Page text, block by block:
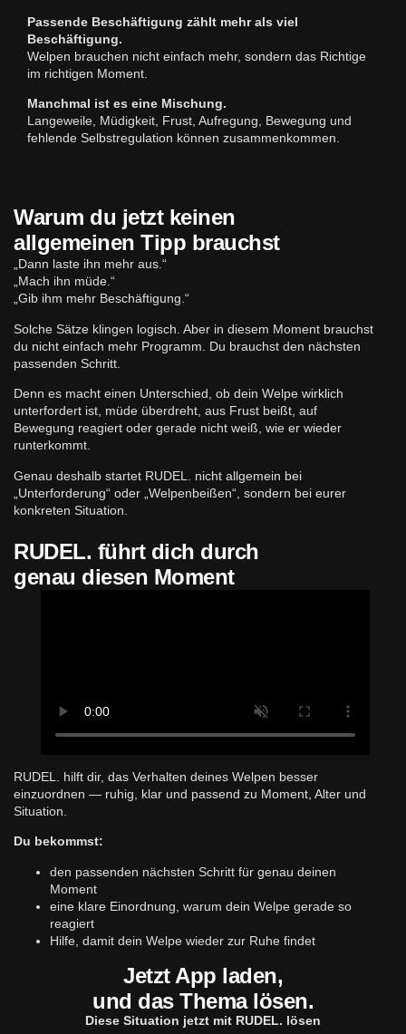
Passende Beschäftigung zählt mehr als viel
Beschäftigung.
Welpen brauchen nicht einfach mehr, sondern das Richtige
im richtigen Moment.
Manchmal ist es eine Mischung.
Langeweile, Müdigkeit, Frust, Aufregung, Bewegung und
fehlende Selbstregulation können zusammenkommen.
Warum du jetzt keinen
allgemeinen Tipp brauchst
„Dann laste ihn mehr aus.“
„Mach ihn müde.“
„Gib ihm mehr Beschäftigung.“
Solche Sätze klingen logisch. Aber in diesem Moment brauchst
du nicht einfach mehr Programm. Du brauchst den nächsten
passenden Schritt.
Denn es macht einen Unterschied, ob dein Welpe wirklich
unterfordert ist, müde überdreht, aus Frust beißt, auf
Bewegung reagiert oder gerade nicht weiß, wie er wieder
runterkommt.
Genau deshalb startet RUDEL. nicht allgemein bei
„Unterforderung“ oder „Welpenbeißen“, sondern bei eurer
konkreten Situation.
RUDEL. führt dich durch
genau diesen Moment
RUDEL. hilft dir, das Verhalten deines Welpen besser
einzuordnen — ruhig, klar und passend zu Moment, Alter und
Situation.
Du bekommst:
den passenden nächsten Schritt für genau deinen
Moment
eine klare Einordnung, warum dein Welpe gerade so
reagiert
Hilfe, damit dein Welpe wieder zur Ruhe findet
Jetzt App laden,
und das Thema lösen.
Diese Situation jetzt mit RUDEL. lösen